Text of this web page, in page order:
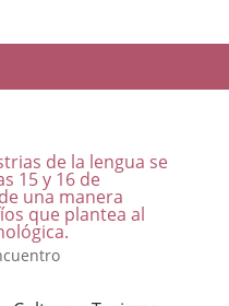
de la lengua se
15 y 16 de
una manera
que plantea al